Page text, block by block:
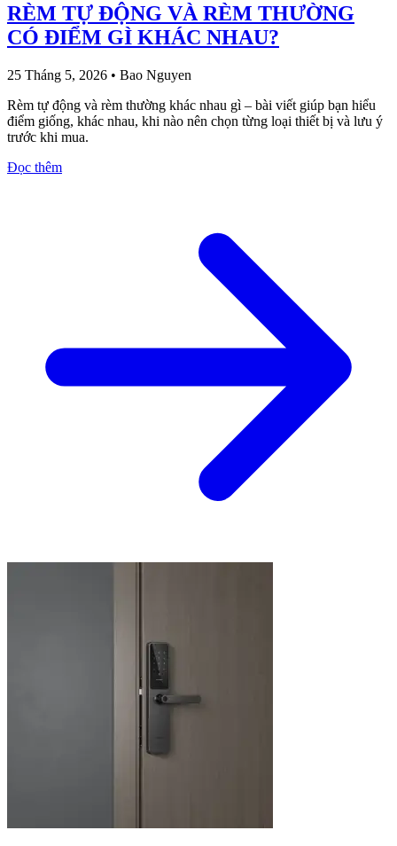
RÈM TỰ ĐỘNG VÀ RÈM THƯỜNG
CÓ ĐIỂM GÌ KHÁC NHAU?
25 Tháng 5, 2026 • Bao Nguyen
Rèm tự động và rèm thường khác nhau gì – bài viết giúp bạn hiểu
điểm giống, khác nhau, khi nào nên chọn từng loại thiết bị và lưu ý
trước khi mua.
Đọc thêm